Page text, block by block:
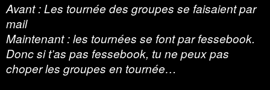
Avant : Les tournée des groupes se faisaient par
mail
Maintenant : les tournées se font par fessebook.
Donc si t’as pas fessebook, tu ne peux pas
choper les groupes en tournée…